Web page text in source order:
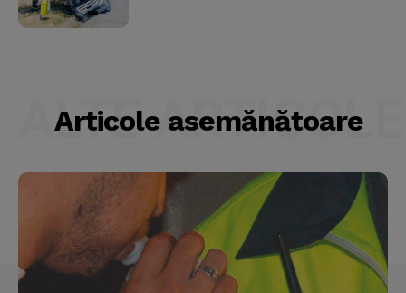
Articole asemănătoare
ALTE ARTICOLE